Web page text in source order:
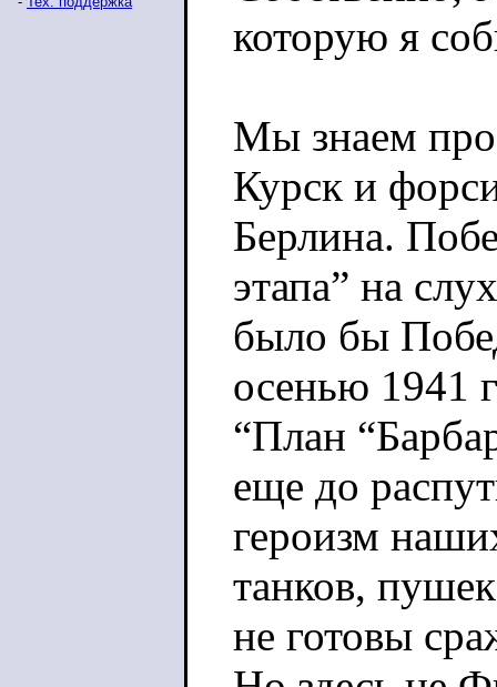
которую я
Мы знаем про
Курск и
Берлина.
этапа” на
было бы
осенью 1941
“План
еще до
героизм
танков,
не готовы